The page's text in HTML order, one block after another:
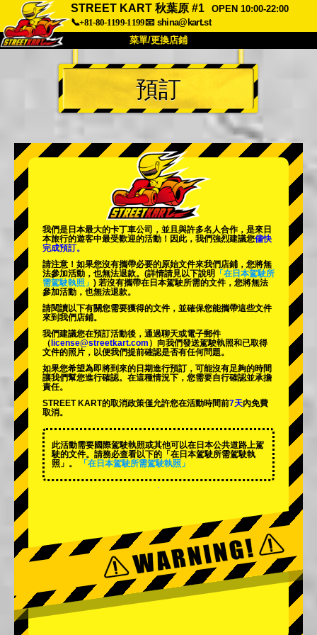
STREET KART 秋葉原 #1
OPEN 10:00-22:00
📞+81-80-1199-1199📧 shina@kart.st
菜單/更換店鋪
首頁
關於 規格 價格
公司 預訂
更換店鋪
東京 秋葉原 #2
東京 澀谷附店 東京灣
東京 淺草 大阪
沖繩
預訂
我們是日本最大的卡丁車公司，並且與許多名人合作，是來日
本旅行的遊客中最受歡迎的活動 ！因此，我們強烈建議您儘快
完成預訂。
請注意！如果您沒有攜帶必要的原始文件來我們店鋪，您將無
法參加活動，也無法退款。 (詳情請見以下說明
「在日本駕駛所
需駕駛執照」 ) 若沒有攜帶在日本駕駛所需的文件，您將無法
參加活動，也無法退款。
請閱讀以下有關您需要獲得的文件，並確保您能攜帶這些文件
來到我們店鋪。
我們建議您在預訂活動後，通過聊天或電子郵件
（ license@streetkart.com ）向我們發送駕駛執照和已取得
文件的照片，以便我們提前確認是否有任何問題。
如果您希望為即將到來的日期進行預訂，可能沒有足夠的時間
讓我們幫您進行確認。在這種情況下，您需要自行確認並承擔
責任。
STREET KART的取消政策僅允許您在活動時間前7天內免費
取消。
此活動需要國際駕駛執照或其他可以在日本公共道路上駕
駛的文件。請務必查看以下的「在日本駕駛所需駕駛執
照」。
「在日本駕駛所需駕駛執照」